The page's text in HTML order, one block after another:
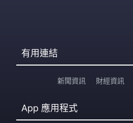
有用連結
新聞資訊 財經資訊
App 應用程式